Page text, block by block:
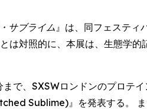
サブライム 』は、同フェスティ
対照的に、本展は、生態学
で、SXSWロンドンのプロテ
Sublime)』を発表する。